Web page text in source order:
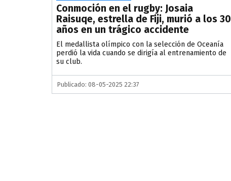
Conmoción en el rugby: Josaia
Raisuqe, estrella de Fiji, murió a los 30
años en un trágico accidente
El medallista olímpico con la selección de Oceanía
perdió la vida cuando se dirigía al entrenamiento de
su club.
Publicado: 08-05-2025 22:37